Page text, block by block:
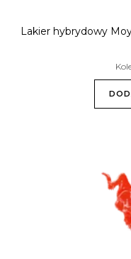
Lakier hybrydowy